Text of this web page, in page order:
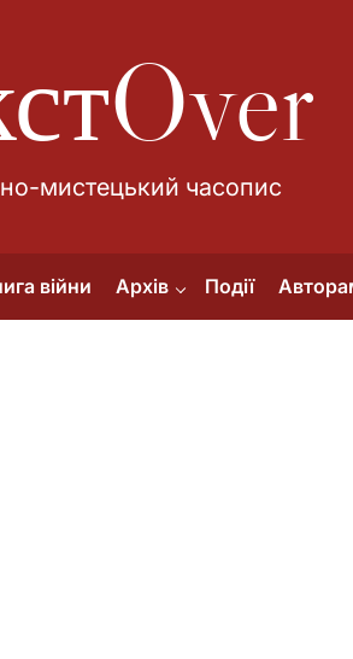
мистецький часопис
війни Архів Події